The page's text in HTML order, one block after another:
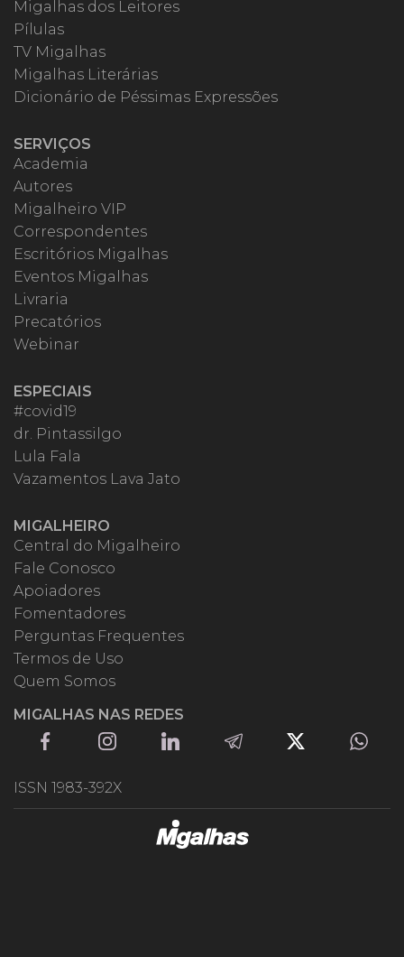
Migalhas dos Leitores
Pílulas
TV Migalhas
Migalhas Literárias
Dicionário de Péssimas Expressões
SERVIÇOS
Academia
Autores
Migalheiro VIP
Correspondentes
Escritórios Migalhas
Eventos Migalhas
Livraria
Precatórios
Webinar
ESPECIAIS
#covid19
dr. Pintassilgo
Lula Fala
Vazamentos Lava Jato
MIGALHEIRO
Central do Migalheiro
Fale Conosco
Apoiadores
Fomentadores
Perguntas Frequentes
Termos de Uso
Quem Somos
MIGALHAS NAS REDES
ISSN 1983-392X